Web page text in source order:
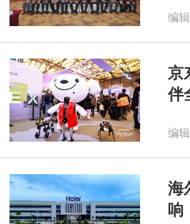
编辑
京
伴
编辑
海
响